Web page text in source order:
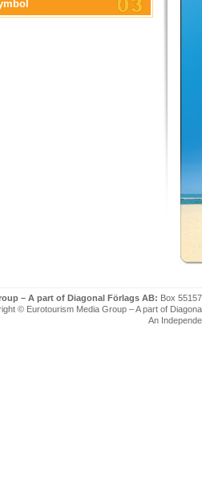
– A part of Diagonal Förlags AB: Box
© Eurotourism Media Group – A part of
An